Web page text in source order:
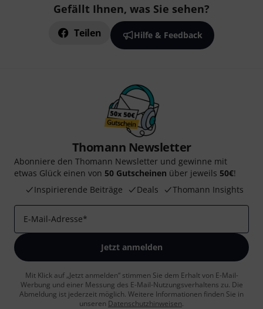
Gefällt Ihnen, was Sie sehen?
Teilen Hilfe & Feedback
Thomann Newsletter
Abonniere den Thomann Newsletter und gewinne mit
etwas Glück einen von 50 Gutscheinen über jeweils 50€!
Inspirierende Beiträge
Deals Thomann Insights
E-Mail-Adresse*
Jetzt anmelden
Mit Klick auf „Jetzt anmelden“ stimmen Sie dem Erhalt von E-Mail-
Werbung und einer Messung des E-Mail-Nutzungsverhaltens zu. Die
Abmeldung ist jederzeit möglich. Weitere Informationen finden Sie in
unseren Datenschutzhinweisen.